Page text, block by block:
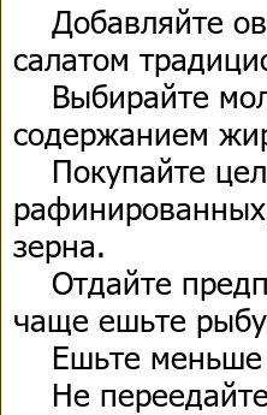
Добавляйте
салатом
Выбирайте
содержанием
Покупайте
зерна.
Отдайте
чаще ешьте
Ешьте меньше
Не